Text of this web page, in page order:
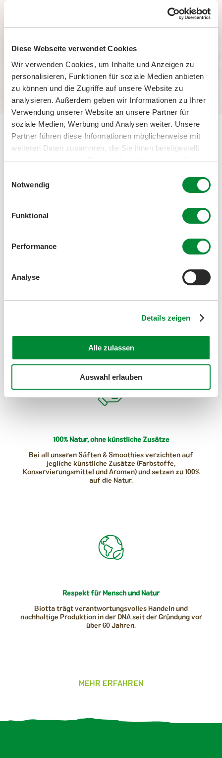
Diese Webseite verwendet Cookies
Wir verwenden Cookies, um Inhalte und Anzeigen zu
personalisieren, Funktionen für soziale Medien anbieten
zu können und die Zugriffe auf unsere Website zu
analysieren. Außerdem geben wir Informationen zu Ihrer
Verwendung unserer Website an unsere Partner für
soziale Medien, Werbung und Analysen weiter. Unsere
Partner führen diese Informationen möglicherweise mit
weiteren Daten zusammen, die Sie ihnen bereitgestellt
haben oder die sie im Rahmen Ihrer Nutzung der Dienste
Notwendig
Funktional
Performance
Analyse
Details zeigen
Alle zulassen
Auswahl erlauben
Cassis
Unsere Philosophie
Schon seit unserem ersten Saft, 1957, stellen wir
wir auch Demeter-Säfte mit Rohstoffen aus der
100% Natur, ohne künstliche Zusätze
Bei all unseren Säften & Smoothies verzichten auf
jegliche künstliche Zusätze (Farbstoffe,
Konservierungsmittel und Aromen) und setzen zu 100%
auf die Natur.
Respekt für Mensch und Natur
Biotta trägt verantwortungsvolles Handeln und
nachhaltige Produktion in der DNA seit der Gründung vor
über 60 Jahren.
MEHR ERFAHREN